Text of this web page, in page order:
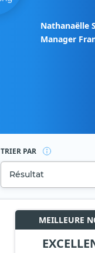
Nathanaëlle
Manager
TRIER PAR
Résultat
MEILLEURE